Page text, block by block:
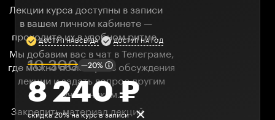
Лекции курса доступны в записи
в вашем личном кабинете —
проходите их в удобном ритме.
Мы добавим вас в чат в Телеграме,
где можно посмотреть обсуждения
лекции и задать вопрос другим
участникам.
Закрепить материал лекций
ДОСТУП НАВСЕГДА ДОСТУП НА ГОД
10 300 —20%
8 240₽
скидка 20% на курс в записи